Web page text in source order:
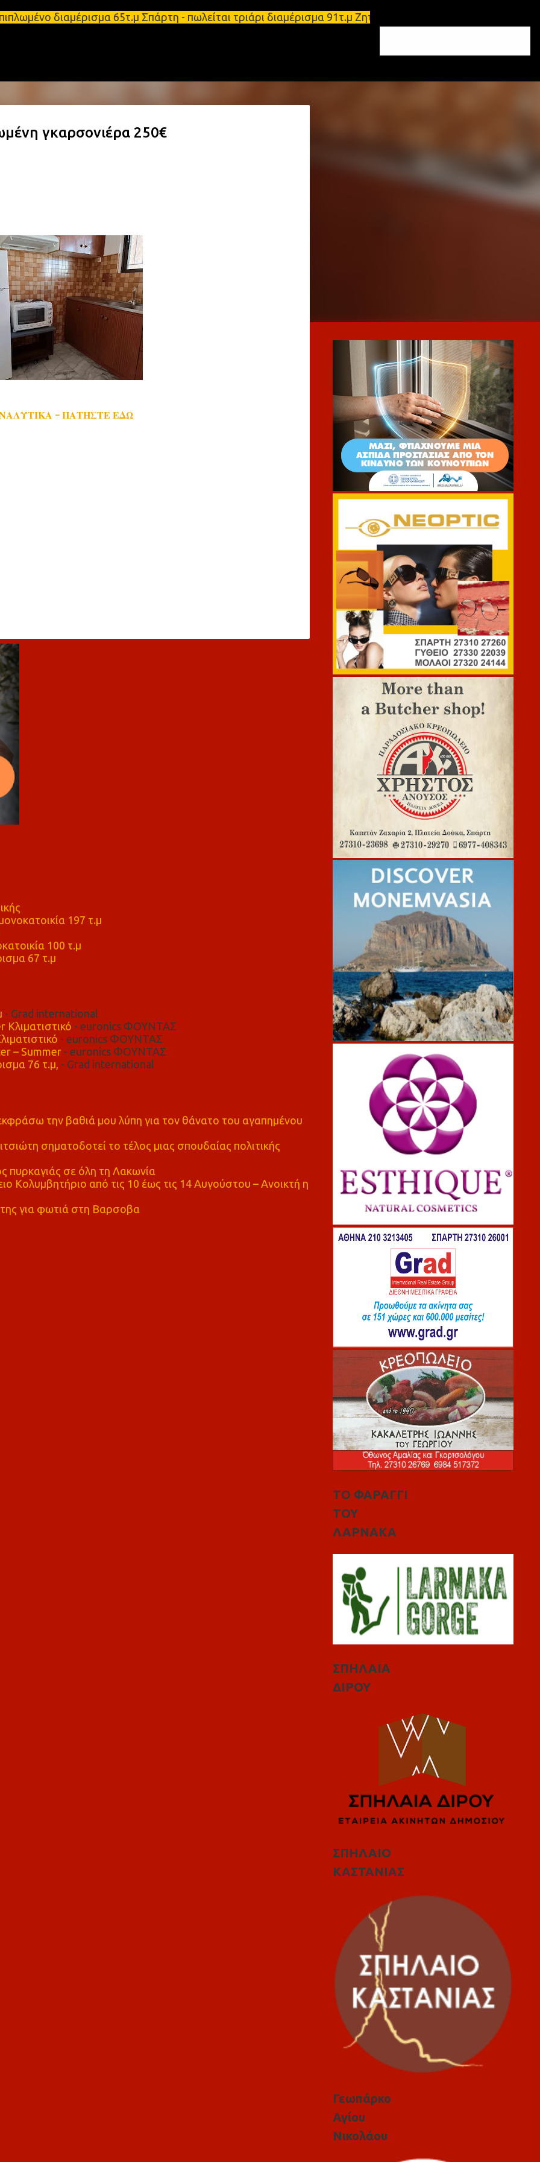
Μετάβαση στο κύριο περιεχόμενο
διαμέρισμα 65τ.μ Σπάρτη - πωλείται τριάρι διαμέρισμα 91τ.μ Ζητούνται υπάλληλοι
γκαρσονιέρα 250€
- ΠΑΤΗΣΤΕ ΕΔΩ
197 τ.μ
100 τ.μ
67 τ.μ
- Grad international
- euronics ΦΟΥΝΤΑΣ
- euronics ΦΟΥΝΤΑΣ
– Summer- euronics ΦΟΥΝΤΑΣ
76 τ.μ, - Grad international
την βαθιά μου λύπη για τον θάνατο του αγαπημένου
σηματοδοτεί το τέλος μιας σπουδαίας πολιτικής
πυρκαγιάς σε όλη τη Λακωνία
Κολυμβητήριο από τις 10 έως τις 14 Αυγούστου – Ανοικτή η
για φωτιά στη Βαρσοβα
ΤΟ ΦΑΡΑΓΓΙ
ΤΟΥ
ΛΑΡΝΑΚΑ
ΣΠΗΛΑΙΑ
ΔΙΡΟΥ
ΣΠΗΛΑΙΟ
ΚΑΣΤΑΝΙΑΣ
Γεωπάρκο
Αγίου
Νικολάου